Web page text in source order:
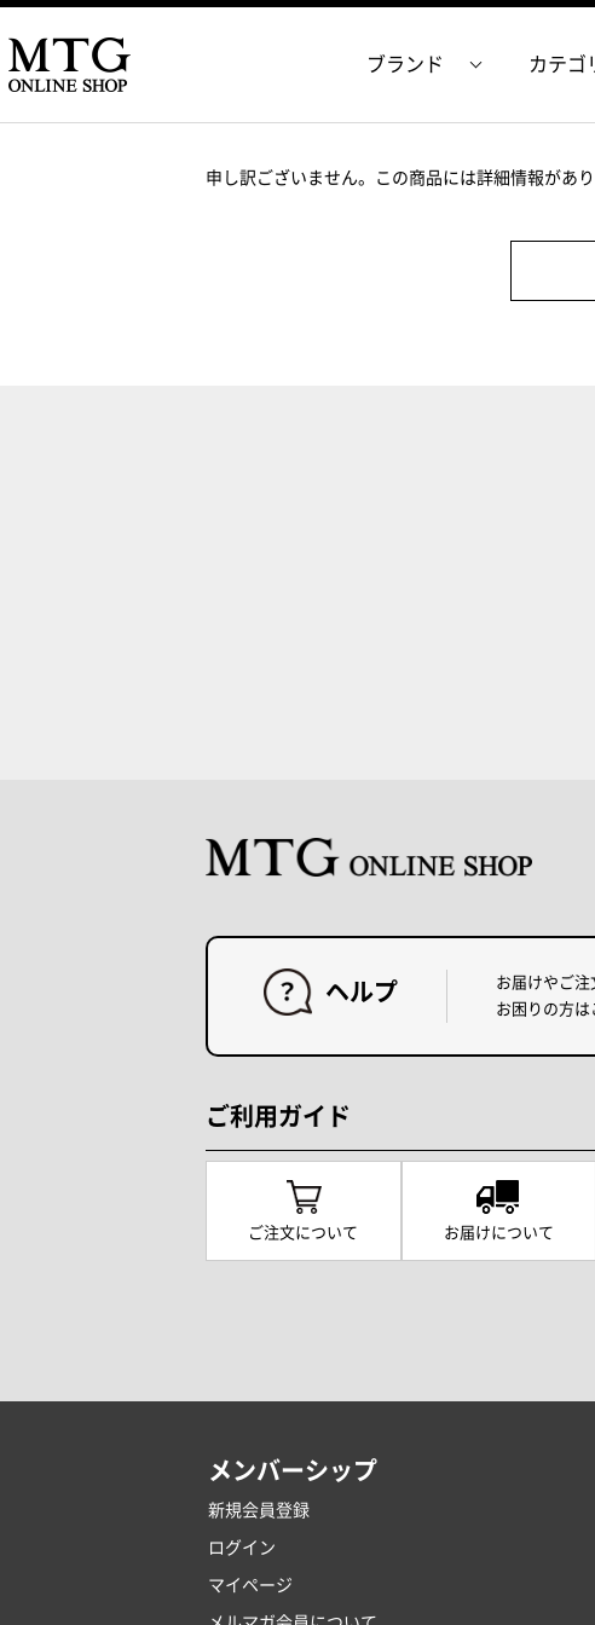
ブランド カテゴ
申し訳ございません。この商品には詳細情報があり
ヘルプ
お届けやご注
お困りの方は
ご利用ガイド
ご注文について お届けについて
メンバーシップ
新規会員登録
ログイン
マイページ